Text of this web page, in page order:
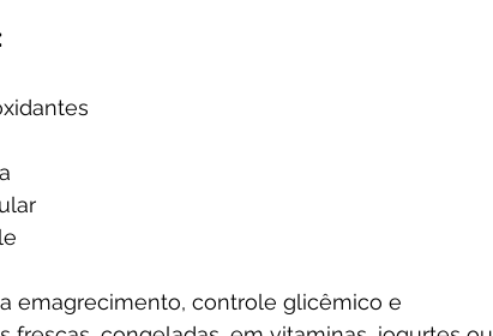
emagrecimento, controle glicêmico e